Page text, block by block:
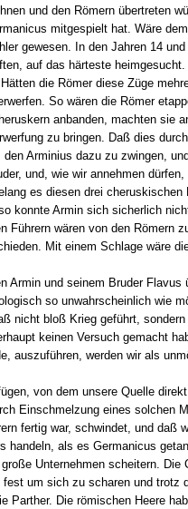
und den Römern übertreten
mitgespielt hat. Wäre
gewesen. In den Jahren 14
auf das härteste
die Römer diese Züge
So wären die Römer
anbanden, machten sie
zu bringen. Daß dies
Arminius dazu zu zwingen,
und, wie wir annehmen
es diesen drei cheruskischen
konnte Armin sich sicherlich
wären von den Römern
Mit einem Schlage wäre
und seinem Bruder Flavus
so unwahrscheinlich wie
nicht bloß Krieg geführt,
keinen Versuch gemacht
auszuführen, werden wir als
von dem unsere Quelle
Einschmelzung eines solchen
fertig war, schwindet, und daß
handeln, als es Germanicus
Unternehmen scheitern. Die
um sich zu scharen und trotz
Parther. Die römischen Heere